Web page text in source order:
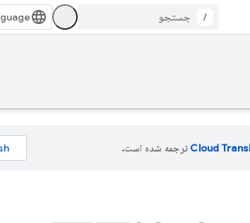
/
ترجمه شده است.